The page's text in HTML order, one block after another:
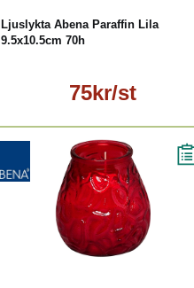
Ljuslykta Abena Paraffin Lila
9.5x10.5cm 70h
75kr/st
Läs mer